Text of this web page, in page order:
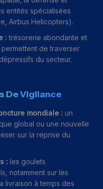
entités spécialisées
Airbus Helicopters).
: trésorerie abondante et
de traverser
du secteur.
De Vigilance
mondiale : un
global ou une nouvelle
sur la reprise du
: les goulets
notamment sur les
livraison à temps des